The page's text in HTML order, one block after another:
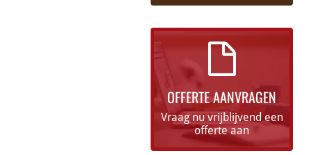
OFFERTE AANVRAGEN
Vraag nu vrijblijvend een
offerte aan